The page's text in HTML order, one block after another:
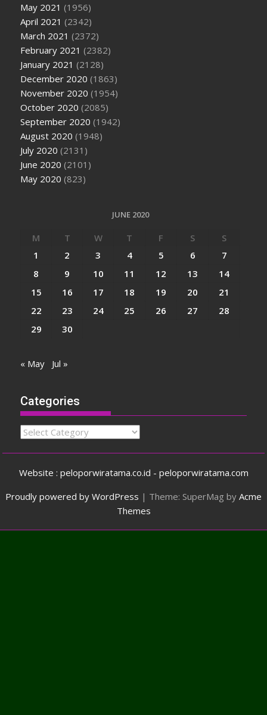
May 2021 (1956)
April 2021 (2342)
March 2021 (2372)
February 2021 (2382)
January 2021 (2128)
December 2020 (1863)
November 2020 (1954)
October 2020 (2085)
September 2020 (1942)
August 2020 (1948)
July 2020 (2131)
June 2020 (2101)
May 2020 (823)
JUNE 2020
M T W T F S
S
1
2 3 4 5 6
7
8
9 10 11 12 13
14
15
16 17 18 19 20
21
22
23 24 25 26 27
28
29
30
« May Jul »
Categories
Categories
Website : peloporwiratama.co.id - peloporwiratama.com
Proudly powered by WordPress | Theme: SuperMag by Acme
Themes